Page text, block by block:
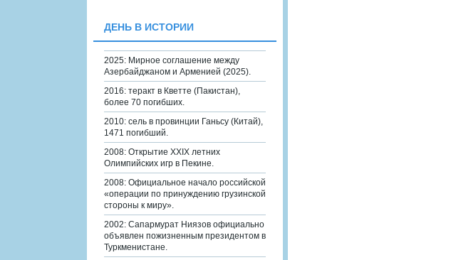
ДЕНЬ В ИСТОРИИ
2025: Мирное соглашение между
Азербайджаном и Арменией (2025).
2016: теракт в Кветте (Пакистан),
более 70 погибших.
2010: сель в провинции Ганьсу (Китай),
1471 погибший.
2008: Открытие XXIX летних
Олимпийских игр в Пекине.
2008: Официальное начало российской
«операции по принуждению грузинской
стороны к миру».
2002: Сапармурат Ниязов официально
объявлен пожизненным президентом в
Туркменистане.